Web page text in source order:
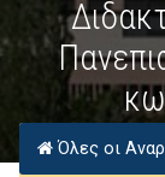
Όλες οι